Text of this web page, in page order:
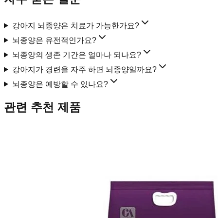
강아지 뇌종양은 치료가 가능한가요?
뇌종양은 유전적인가요?
뇌종양의 생존 기간은 얼마나 되나요?
강아지가 경련을 자주 하면 뇌종양일까요?
뇌종양은 예방할 수 있나요?
관련 추천 제품